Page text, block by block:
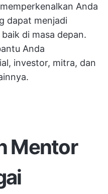
Anda
dapat menjadi
di masa depan.
Anda
investor, mitra, dan
Mentor